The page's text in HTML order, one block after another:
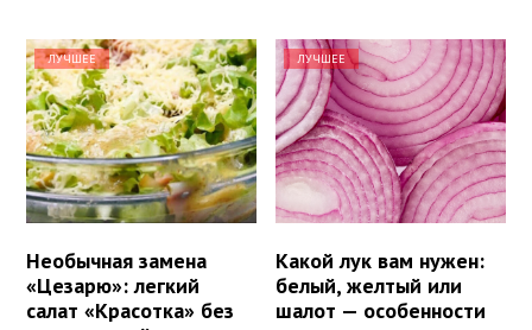
ЛУЧШЕЕ
Необычная замена
«Цезарю»: легкий
салат «Красотка» без
ЛУЧШЕЕ
Какой лук вам нужен:
белый, желтый или
шалот — особенности